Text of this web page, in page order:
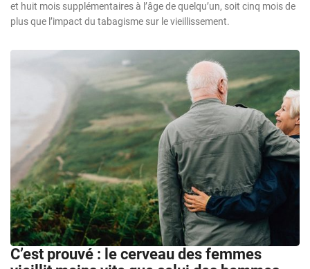
et huit mois supplémentaires à l’âge de quelqu’un, soit cinq mois de
plus que l’impact du tabagisme sur le vieillissement.
C’est prouvé : le cerveau des femmes